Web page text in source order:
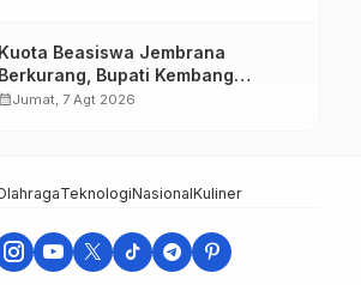
Kuota Beasiswa Jembrana
Berkurang, Bupati Kembang
Siapkan Upaya Penambahan di
calendar_monthJumat, 7 Agt 2026
TeknologiNasionalKuliner